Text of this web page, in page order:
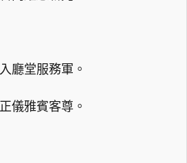
廳堂服務軍。
儀雅賓客尊。